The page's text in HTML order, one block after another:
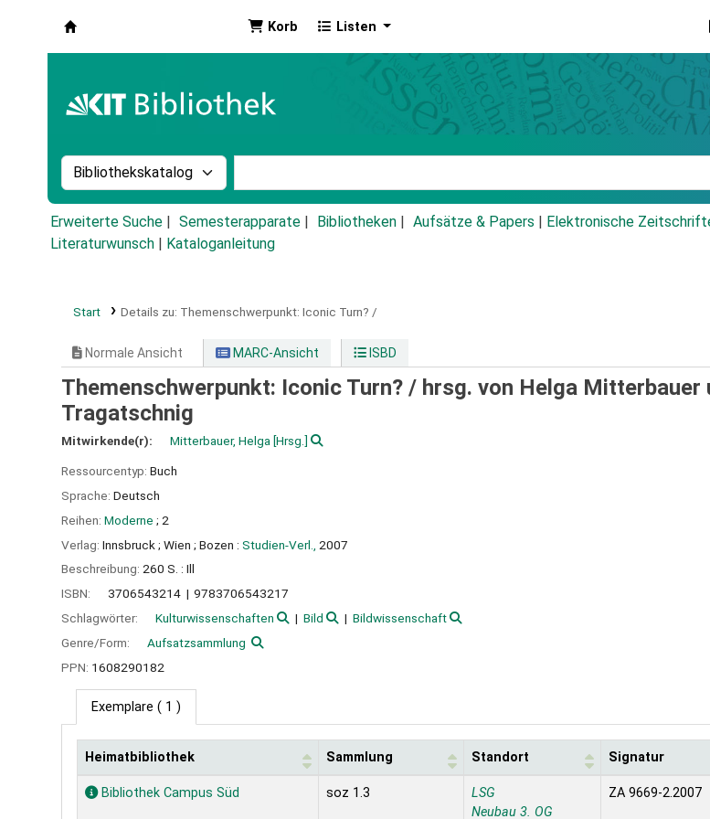
Korb Listen
Suche im Katalog nach:
Erweiterte Suche Semesterapparate Bibliotheken Aufsätze & Papers Elektronische
Literaturwunsch
Kataloganleitung
Start Details zu: Themenschwerpunkt: Iconic Turn? /
Normale Ansicht MARC-Ansicht ISBD
Themenschwerpunkt: Iconic Turn? / hrsg. von Helga Mitterbauer
Tragatschnig
Mitwirkende(r): Mitterbauer, Helga [Hrsg.]
Ressourcentyp: Buch
Sprache: Deutsch
Reihen: Moderne ; 2
Verlag: Innsbruck ; Wien ; Bozen : Studien-Verl.,
2007
Beschreibung: 260 S. : Ill
ISBN:
3706543214
9783706543217
Schlagwörter:
Kulturwissenschaften Bild
Bildwissenschaft
Genre/Form:
Aufsatzsammlung
PPN: 1608290182
Exemplare ( 1 )
Exemplare
Heimatbibliothek Sammlung Standort Signatur
Bibliothek Campus Süd soz 1.3
LSG
Neubau 3. OG
ZA 9669-2.2007